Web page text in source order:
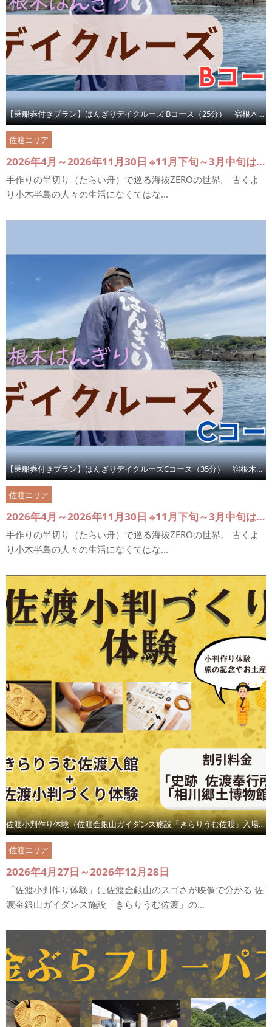
【乗船券付きプラン】はんぎりデイクルーズ Bコース（25分） 宿根木でたらい舟体験
佐渡エリア
2026年4月～2026年11月30日 ※11月下旬～3月中旬は休業
手作りの半切り（たらい舟）で巡る海抜ZEROの世界。 古くよ
り小木半島の人々の生活になくてはな...
【乗船券付きプラン】はんぎりデイクルーズCコース（35分） 宿根木でたらい舟体験
佐渡エリア
2026年4月～2026年11月30日 ※11月下旬～3月中旬は休業
手作りの半切り（たらい舟）で巡る海抜ZEROの世界。 古くよ
り小木半島の人々の生活になくてはな...
佐渡小判作り体験（佐渡金銀山ガイダンス施設「きらりうむ佐渡」入場券付）
佐渡エリア
2026年4月27日～2026年12月28日
「佐渡小判作り体験」に佐渡金銀山のスゴさが映像で分かる 佐
渡金銀山ガイダンス施設「きらりうむ佐渡」の...